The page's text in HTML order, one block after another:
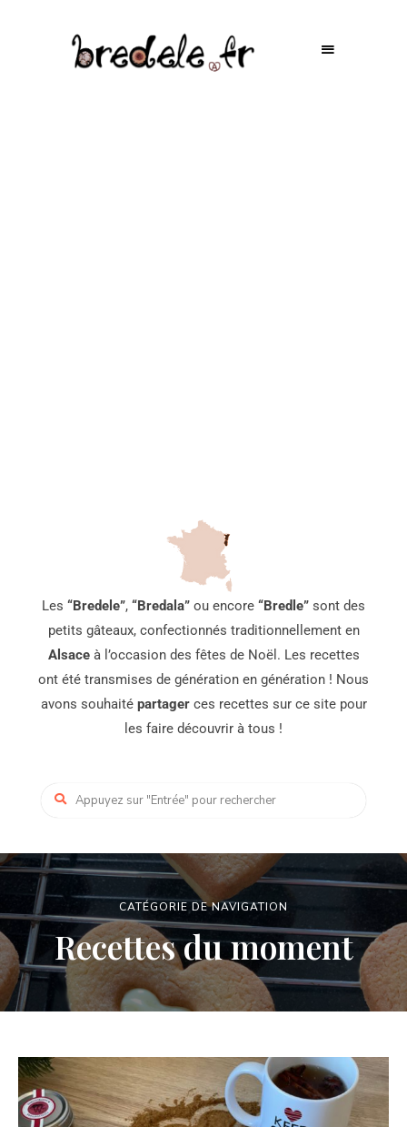
Les “Bredele”, “Bredala” ou encore “Bredle” sont des
petits gâteaux, confectionnés traditionnellement en
Alsaceà l’occasion des fêtes de Noël. Les recettes
ont été transmises de génération en génération ! Nous
avons souhaité partagerces recettes sur ce site pour
les faire découvrir à tous !
CATÉGORIE DE NAVIGATION
Recettes du moment